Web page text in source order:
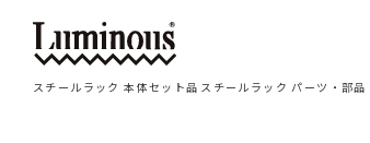
スチールラック 本体セット品 スチールラック パーツ・部品